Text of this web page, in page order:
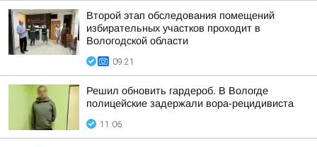
Второй этап обследования помещений
избирательных участков проходит в
Вологодской области
09:21
Решил обновить гардероб. В Вологде
полицейские задержали вора-рецидивиста
11:06